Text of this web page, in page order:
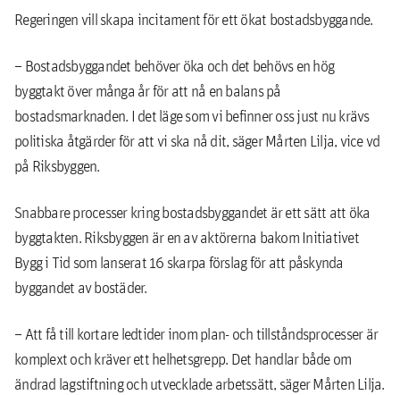
Regeringen vill skapa incitament för ett ökat bostadsbyggande.
– Bostadsbyggandet behöver öka och det behövs en hög
byggtakt över många år för att nå en balans på
bostadsmarknaden. I det läge som vi befinner oss just nu krävs
politiska åtgärder för att vi ska nå dit, säger Mårten Lilja, vice vd
på Riksbyggen.
Snabbare processer kring bostadsbyggandet är ett sätt att öka
byggtakten. Riksbyggen är en av aktörerna bakom Initiativet
Bygg i Tid som lanserat 16 skarpa förslag för att påskynda
byggandet av bostäder.
– Att få till kortare ledtider inom plan- och tillståndsprocesser är
komplext och kräver ett helhetsgrepp. Det handlar både om
ändrad lagstiftning och utvecklade arbetssätt, säger Mårten Lilja.